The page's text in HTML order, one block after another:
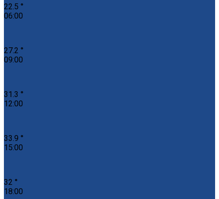
22.5 °
06:00
27.2 °
09:00
31.3 °
12:00
33.9 °
15:00
32 °
18:00